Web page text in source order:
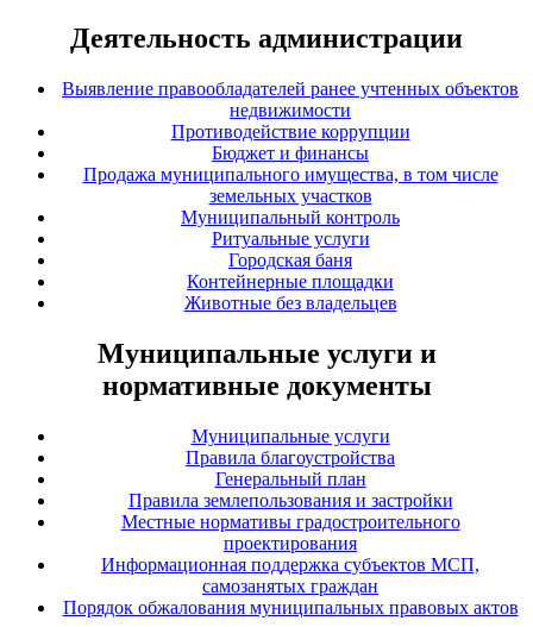
Деятельность администрации
Выявление правообладателей ранее учтенных объектов
недвижимости
Противодействие коррупции
Бюджет и финансы
Продажа муниципального имущества, в том числе
земельных участков
Муниципальный контроль
Ритуальные услуги
Городская баня
Контейнерные площадки
Животные без владельцев
Муниципальные услуги и
нормативные документы
Муниципальные услуги
Правила благоустройства
Генеральный план
Правила землепользования и застройки
Местные нормативы градостроительного
проектирования
Информационная поддержка субъектов МСП,
самозанятых граждан
Порядок обжалования муниципальных правовых актов